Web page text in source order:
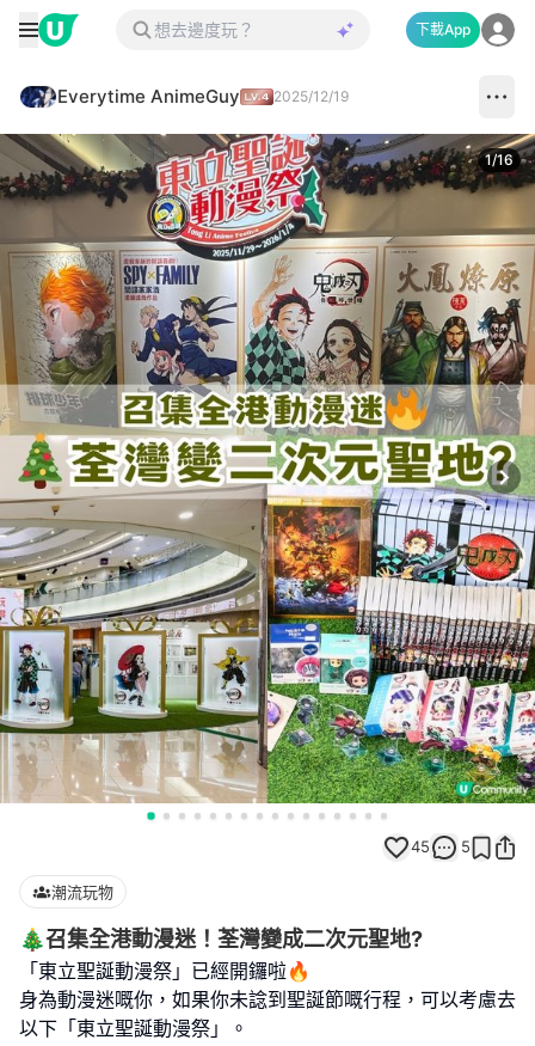
下載App
Everytime AnimeGuy 2025/12/19
1/16
45 5
潮流玩物
🎄召集全港動漫迷！荃灣變成二次元聖地?
「東立聖誕動漫祭」已經開鑼啦🔥
身為動漫迷嘅你，如果你未諗到聖誕節嘅行程，可以考慮去
以下「東立聖誕動漫祭」。